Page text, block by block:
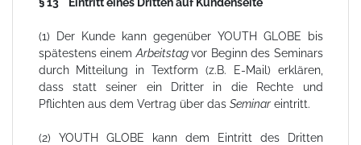
(1) Der Kunde kann gegenüber YOUTH GLOBE bis
spätestens einemArbeitstagvor Beginn des Seminars
durch Mitteilung in Textform (z.B. E-Mail) erklären,
dass statt seiner ein Dritter in die Rechte und
Pflichten aus dem Vertrag über das Seminareintritt.
(2) YOUTH GLOBE kann dem Eintritt des Dritten